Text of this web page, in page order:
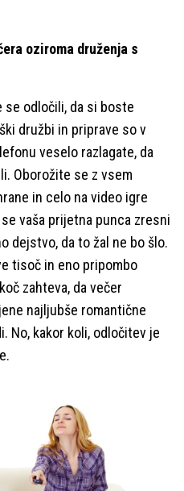
oziroma druženja s
odločili, da si boste
družbi in priprave so v
veselo razlagate, da
Oborožite se z vsem
in celo na video igre
vaša prijetna punca zresni
dejstvo, da to žal ne bo šlo.
tisoč in eno pripombo
zahteva, da večer
najljubše romantične
No, kakor koli, odločitev je